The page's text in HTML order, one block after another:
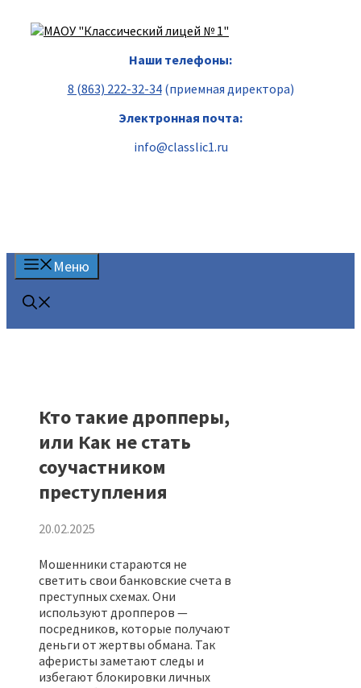
Наши телефоны:
8 (863) 222-32-34(приемная директора)
Электронная почта:
info@classlic1.ru
Меню
Кто такие дропперы,
или Как не стать
соучастником
преступления
20.02.2025
Мошенники стараются не
светить свои банковские счета в
преступных схемах. Они
используют дропперов —
посредников, которые получают
деньги от жертвы обмана. Так
аферисты заметают следы и
избегают блокировки личных